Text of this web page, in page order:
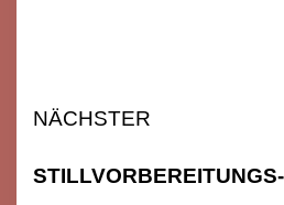
NÄCHSTER